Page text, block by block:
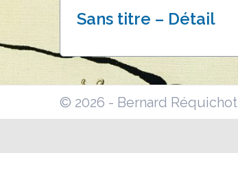
Sans titre – Détail
© 2026 - Bernard Réquichot